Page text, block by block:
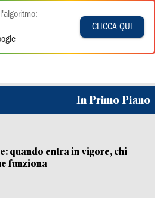
CLICCA QUI
In Primo Piano
quando entra in vigore, chi
funziona